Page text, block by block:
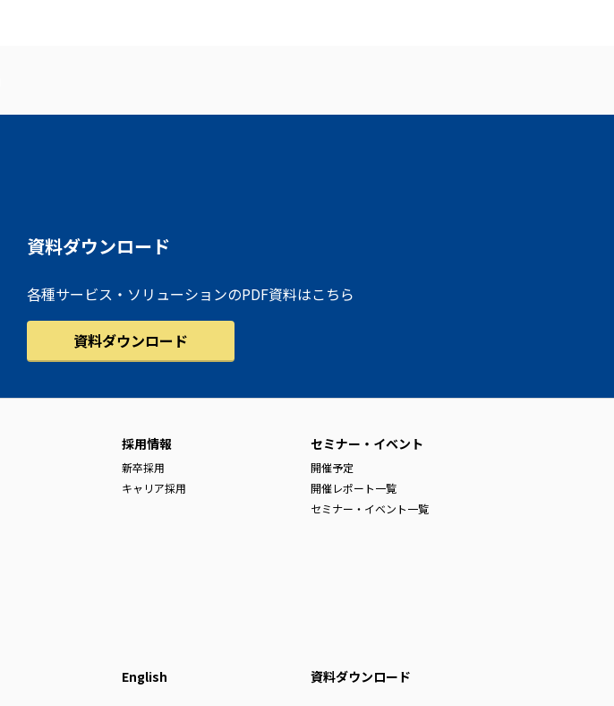
資料ダウンロード
各種サービス・ソリューションのPDF資料はこちら
資料ダウンロード
採用情報
新卒採用
キャリア採用
セミナー・イベント
開催予定
開催レポート一覧
セミナー・イベント一覧
English 資料ダウンロード